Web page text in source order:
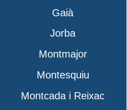
Gaià
Jorba
Montmajor
Montesquiu
Montcada i Reixac